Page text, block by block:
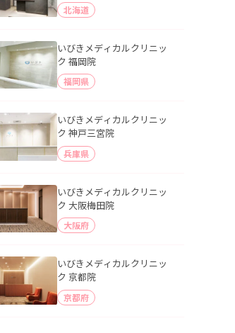
北海道
いびきメディカルクリニッ
ク 福岡院
福岡県
いびきメディカルクリニッ
ク 神戸三宮院
兵庫県
いびきメディカルクリニッ
ク 大阪梅田院
大阪府
いびきメディカルクリニッ
ク 京都院
京都府